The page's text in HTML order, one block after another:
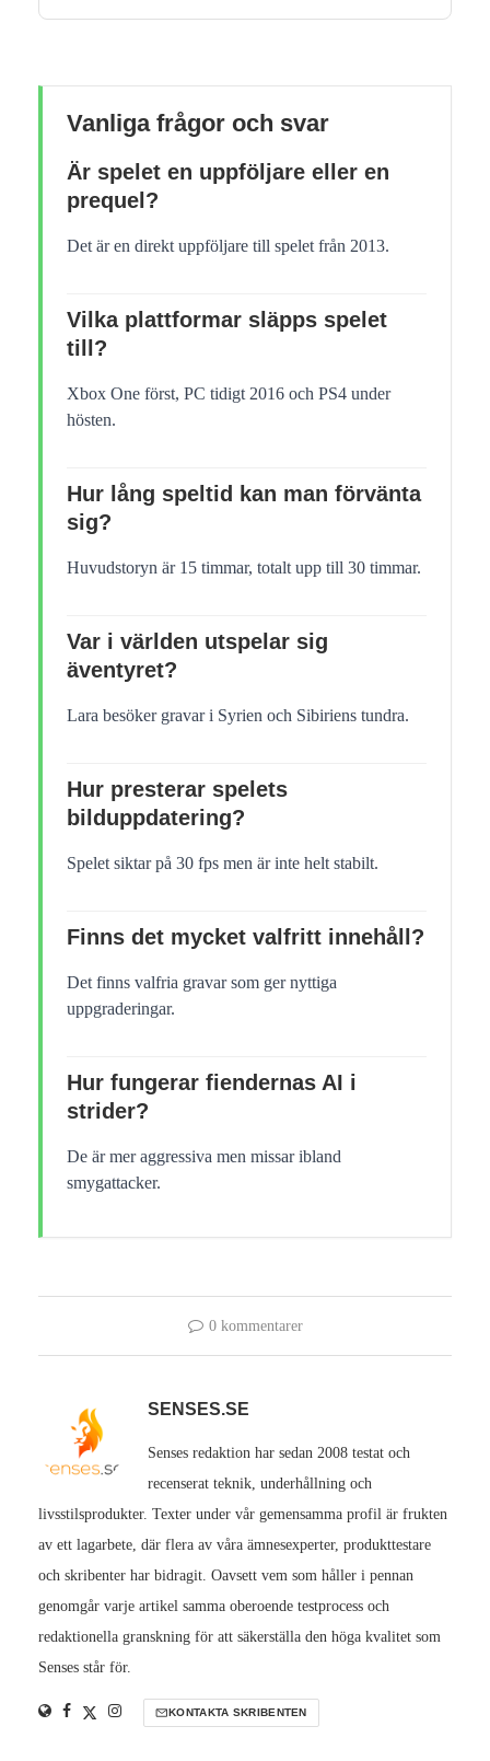
Vanliga frågor och svar
Är spelet en uppföljare eller en
prequel?
Det är en direkt uppföljare till spelet från 2013.
Vilka plattformar släpps spelet
till?
Xbox One först, PC tidigt 2016 och PS4 under
hösten.
Hur lång speltid kan man förvänta
sig?
Huvudstoryn är 15 timmar, totalt upp till 30 timmar.
Var i världen utspelar sig
äventyret?
Lara besöker gravar i Syrien och Sibiriens tundra.
Hur presterar spelets
bilduppdatering?
Spelet siktar på 30 fps men är inte helt stabilt.
Finns det mycket valfritt innehåll?
Det finns valfria gravar som ger nyttiga
uppgraderingar.
Hur fungerar fiendernas AI i
strider?
De är mer aggressiva men missar ibland
smygattacker.
0 kommentarer
SENSES.SE
Senses redaktion har sedan 2008 testat och
recenserat teknik, underhållning och
livsstilsprodukter. Texter under vår gemensamma profil är frukten
av ett lagarbete, där flera av våra ämnesexperter, produkttestare
och skribenter har bidragit. Oavsett vem som håller i pennan
genomgår varje artikel samma oberoende testprocess och
redaktionella granskning för att säkerställa den höga kvalitet som
Senses står för.
KONTAKTA SKRIBENTEN